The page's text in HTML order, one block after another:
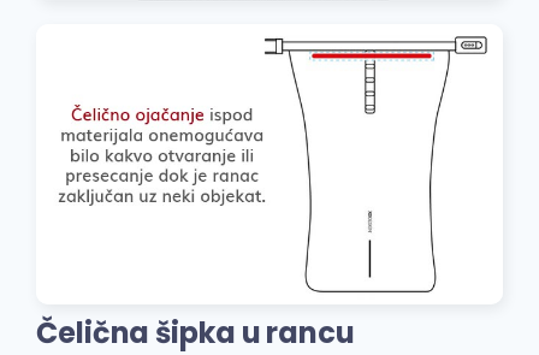
Čelična šipka u rancu